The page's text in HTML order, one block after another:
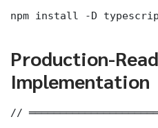
npm install -D
Production-
Implementation
//